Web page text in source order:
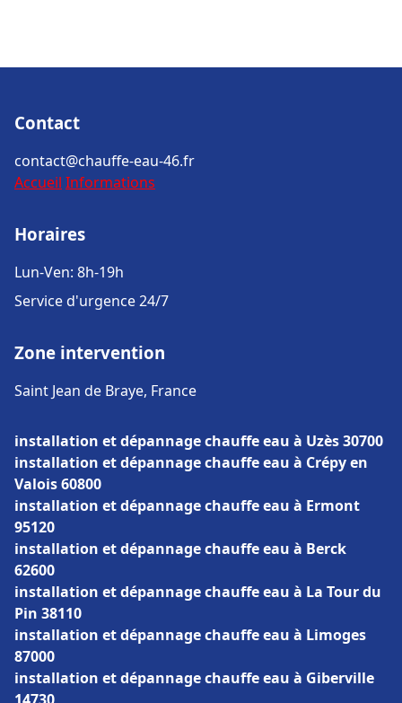
Contact
contact@chauffe-eau-46.fr
Accueil Informations
Horaires
Lun-Ven: 8h-19h
Service d'urgence 24/7
Zone intervention
Saint Jean de Braye, France
installation et dépannage chauffe eau à Uzès 30700
installation et dépannage chauffe eau à Crépy en
Valois 60800
installation et dépannage chauffe eau à Ermont
95120
installation et dépannage chauffe eau à Berck
62600
installation et dépannage chauffe eau à La Tour du
Pin 38110
installation et dépannage chauffe eau à Limoges
87000
installation et dépannage chauffe eau à Giberville